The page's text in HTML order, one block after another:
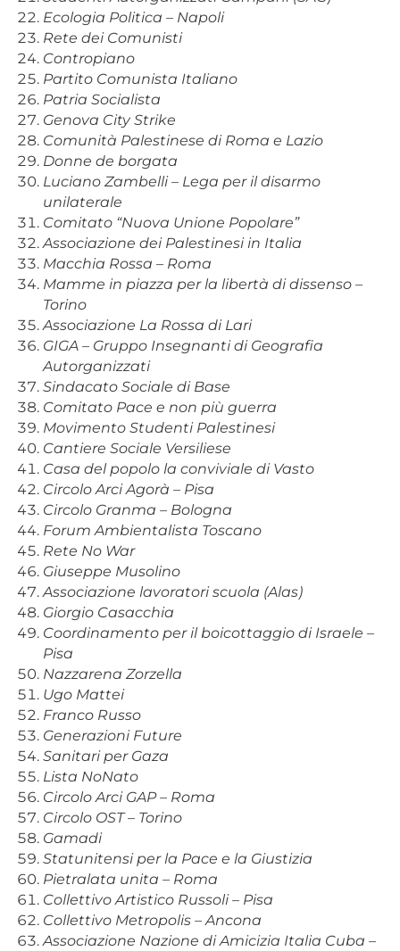
Ecologia Politica – Napoli
Rete dei Comunisti
Contropiano
Partito Comunista Italiano
Patria Socialista
Genova City Strike
Comunità Palestinese di Roma e Lazio
Donne de borgata
Luciano Zambelli – Lega per il disarmo
unilaterale
Comitato “Nuova Unione Popolare”
Associazione dei Palestinesi in Italia
Macchia Rossa – Roma
Mamme in piazza per la libertà di dissenso –
Torino
Associazione La Rossa di Lari
GIGA – Gruppo Insegnanti di Geografia
Autorganizzati
Sindacato Sociale di Base
Comitato Pace e non più guerra
Movimento Studenti Palestinesi
Cantiere Sociale Versiliese
Casa del popolo la conviviale di Vasto
Circolo Arci Agorà – Pisa
Circolo Granma – Bologna
Forum Ambientalista Toscano
Rete No War
Giuseppe Musolino
Associazione lavoratori scuola (Alas)
Giorgio Casacchia
Coordinamento per il boicottaggio di Israele –
Pisa
Nazzarena Zorzella
Ugo Mattei
Franco Russo
Generazioni Future
Sanitari per Gaza
Lista NoNato
Circolo Arci GAP – Roma
Circolo OST – Torino
Gamadi
Statunitensi per la Pace e la Giustizia
Pietralata unita – Roma
Collettivo Artistico Russoli – Pisa
Collettivo Metropolis – Ancona
Associazione Nazione di Amicizia Italia Cuba –